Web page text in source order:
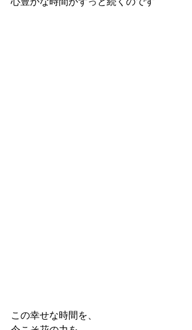
この幸せな時間を、